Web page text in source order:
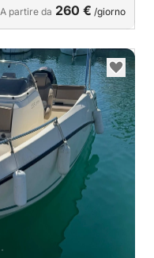
A partire da 260 € /giorno